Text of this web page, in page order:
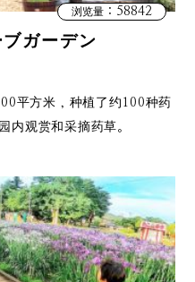
浏览量：58842
ガーデン
平方米，种植了约100种药
内观赏和采摘药草。